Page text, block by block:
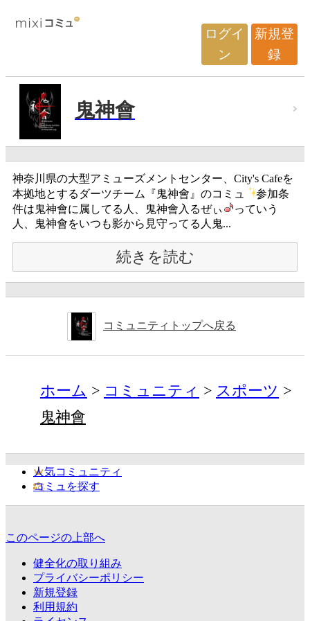
ログイ
ン
新規登
録
鬼神會
神奈川県の大型アミューズメントセンター、City's Cafeを
本拠地とするダーツチーム『鬼神會』のコミュ
参加条
件は鬼神會に属してる人、鬼神會入るぜぃ
っていう
人、鬼神會をいつも影から見守ってる人鬼...
続きを読む
コミュニティトップへ戻る
ホーム コミュニティ
スポーツ
鬼神會
人気コミュニティ
コミュを探す
このページの上部へ
健全化の取り組み
プライバシーポリシー
新規登録
利用規約